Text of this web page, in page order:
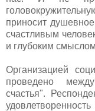
приносит
счастливым
и глубоким
Организацией
проведено
счастья".